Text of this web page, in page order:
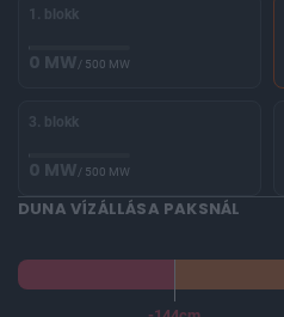
1. blokk
0 MW/ 500 MW
3. blokk
0 MW/ 500 MW
DUNA VÍZÁLLÁSA PAKSNÁL